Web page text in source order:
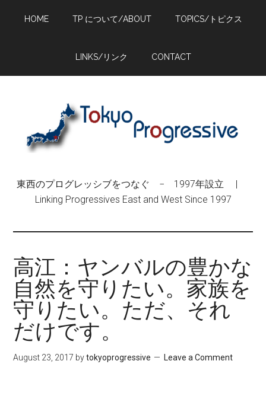
HOME TP について/ABOUT TOPICS/トピクス
LINKS/リンク CONTACT
東西のプログレッシブをつなぐ − 1997年設立 |
Linking Progressives East and West Since 1997
高江：ヤンバルの豊かな
自然を守りたい。家族を
守りたい。ただ、それ
だけです。
August 23, 2017 bytokyoprogressive Leave a Comment